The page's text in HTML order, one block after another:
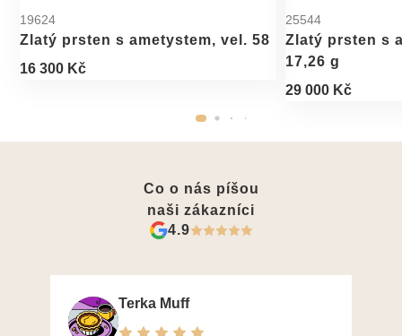
19624
Zlatý prsten s ametystem, vel. 58
16 300 Kč
25544
Zlatý prsten s
17,26 g
29 000 Kč
Co o nás píšou
naši zákazníci
4.9
Terka Muff